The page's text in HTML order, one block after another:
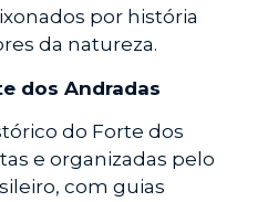
por história
da natureza.
dos Andradas
do Forte dos
e organizadas pelo
com guias